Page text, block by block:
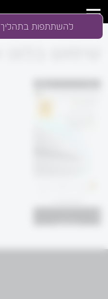
להשתתפות בתהליך